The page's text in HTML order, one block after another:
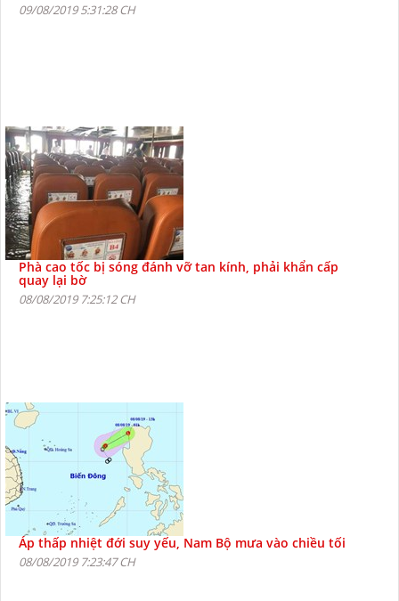
09/08/2019 5:31:28 CH
Phà cao tốc bị sóng đánh vỡ tan kính, phải khẩn cấp
quay lại bờ
08/08/2019 7:25:12 CH
Áp thấp nhiệt đới suy yếu, Nam Bộ mưa vào chiều tối
08/08/2019 7:23:47 CH